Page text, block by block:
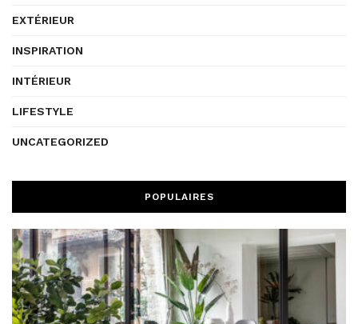
EXTÉRIEUR
INSPIRATION
INTÉRIEUR
LIFESTYLE
UNCATEGORIZED
POPULAIRES